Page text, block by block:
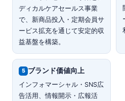
ディカルケアセールス事業
で、新商品投入・定期会員サ
ービス拡充を通じて安定的収
益基盤を構築。
5 ブランド価値向上
インフォマーシャル・SNS広
告活用、情報開示・広報活